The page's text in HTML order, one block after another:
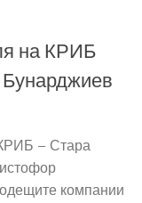
на КРИБ
– Стара
компании